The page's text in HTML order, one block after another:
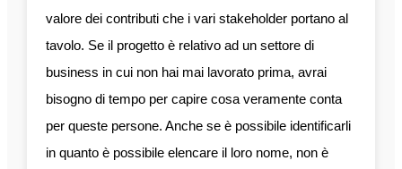
valore dei contributi che i vari stakeholder portano al
tavolo. Se il progetto è relativo ad un settore di
business in cui non hai mai lavorato prima, avrai
bisogno di tempo per capire cosa veramente conta
per queste persone. Anche se è possibile identificarli
in quanto è possibile elencare il loro nome, non è